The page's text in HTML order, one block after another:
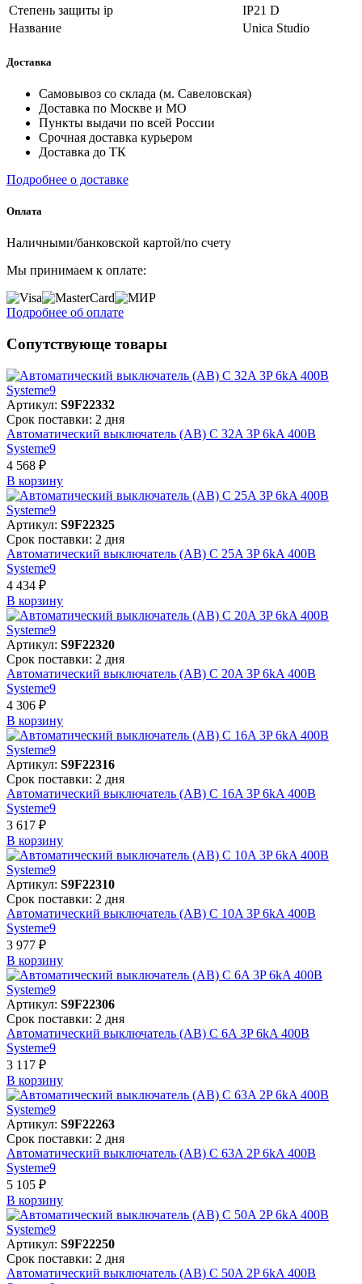
Степень защиты ip
IP21 D
Название
Unica Studio
Доставка
Самовывоз со склада (м. Савеловская)
Доставка по Москве и МО
Пункты выдачи по всей России
Срочная доставка курьером
Доставка до ТК
Подробнее о доставке
Оплата
Наличными/банковской картой/по счету
Мы принимаем к оплате:
Подробнее об оплате
Сопутствующе товары
Артикул: S9F22332
Срок поставки: 2 дня
Автоматический выключатель (АВ) C 32A 3P 6kA 400В
Systeme9
4 568 ₽
В корзинy
Артикул: S9F22325
Срок поставки: 2 дня
Автоматический выключатель (АВ) C 25A 3P 6kA 400В
Systeme9
4 434 ₽
В корзинy
Артикул: S9F22320
Срок поставки: 2 дня
Автоматический выключатель (АВ) C 20A 3P 6kA 400В
Systeme9
4 306 ₽
В корзинy
Артикул: S9F22316
Срок поставки: 2 дня
Автоматический выключатель (АВ) C 16A 3P 6kA 400В
Systeme9
3 617 ₽
В корзинy
Артикул: S9F22310
Срок поставки: 2 дня
Автоматический выключатель (АВ) C 10A 3P 6kA 400В
Systeme9
3 977 ₽
В корзинy
Артикул: S9F22306
Срок поставки: 2 дня
Автоматический выключатель (АВ) C 6A 3P 6kA 400В
Systeme9
3 117 ₽
В корзинy
Артикул: S9F22263
Срок поставки: 2 дня
Автоматический выключатель (АВ) C 63A 2P 6kA 400В
Systeme9
5 105 ₽
В корзинy
Артикул: S9F22250
Срок поставки: 2 дня
Автоматический выключатель (АВ) C 50A 2P 6kA 400В